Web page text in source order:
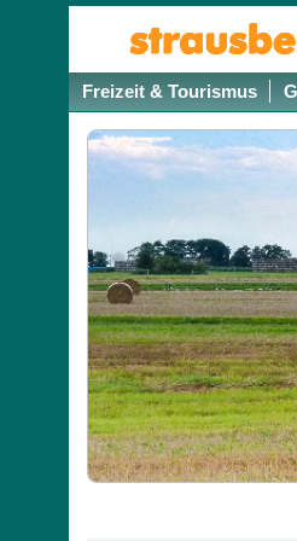
Freizeit & Tourismus